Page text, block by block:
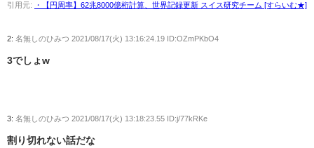
引用元: ・【円周率】62兆8000億桁計算、世界記録更新 スイス研究チーム [すらいむ★]
2: 名無しのひみつ 2021/08/17(火) 13:16:24.19 ID:OZmPKbO4
3でしょw
3: 名無しのひみつ 2021/08/17(火) 13:18:23.55 ID:j/77kRKe
割り切れない話だな